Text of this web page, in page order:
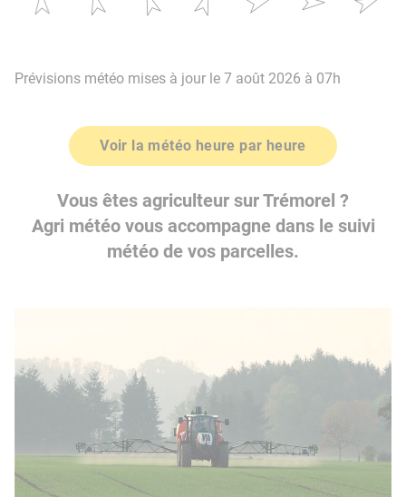
Prévisions météo mises à jour le 7 août 2026 à 07h
Voir la météo heure par heure
Vous êtes agriculteur sur Trémorel ?
Agri météo vous accompagne dans le suivi
météo de vos parcelles.